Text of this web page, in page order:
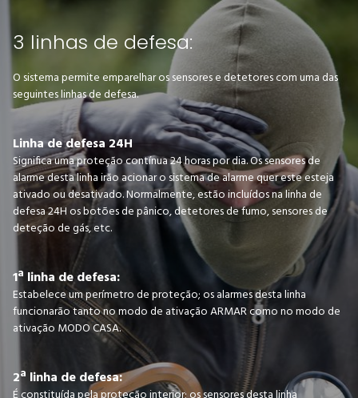
3 linhas de defesa:
O sistema permite emparelhar os sensores e detetores com uma das
seguintes linhas de defesa.
Linha de defesa 24H
Significa uma proteção contínua 24 horas por dia. Os sensores de
alarme desta linha irão acionar o sistema de alarme quer este esteja
ativado ou desativado. Normalmente, estão incluídos na linha de
defesa 24H os botões de pânico, detetores de fumo, sensores de
deteção de gás, etc.
1ª linha de defesa:
Estabelece um perímetro de proteção; os alarmes desta linha
funcionarão tanto no modo de ativação ARMAR como no modo de
ativação MODO CASA.
2ª linha de defesa: